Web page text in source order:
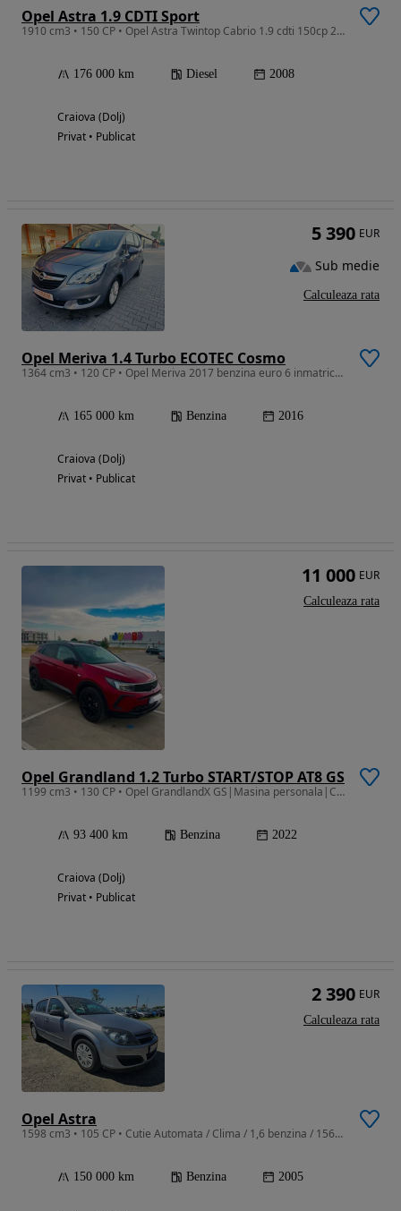
Opel Astra 1.9 CDTI Sport
1910 cm3 • 150 CP • Opel Astra Twintop Cabrio 1.9 cdti 150cp 2008
176 000 km Diesel 2008
Craiova (Dolj)
Privat • Publicat
Opel Meriva 1.4 Turbo ECOTEC Cosmo
1364 cm3 • 120 CP • Opel Meriva 2017 benzina euro 6 inmatriculata
165 000 km Benzina 2016
Craiova (Dolj)
Privat • Publicat
5 390 EUR
Sub medie
Calculeaza rata
Opel Grandland 1.2 Turbo START/STOP AT8 GS
1199 cm3 • 130 CP • Opel GrandlandX GS|Masina personala|Camere 360|Bord Digidal Dublu
93 400 km Benzina 2022
Craiova (Dolj)
Privat • Publicat
11 000 EUR
Calculeaza rata
Opel Astra
1598 cm3 • 105 CP • Cutie Automata / Clima / 1,6 benzina / 156000 km
150 000 km Benzina 2005
2 390 EUR
Calculeaza rata